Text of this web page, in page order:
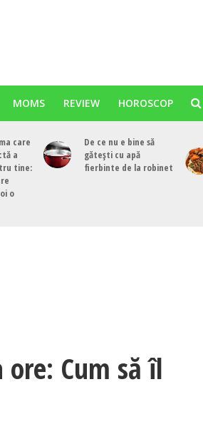
MOMS REVIEW HOROSCOP
care
a
tine:
o
De ce nu e bine să
gătești cu apă
fierbinte de la robinet
ore: Cum să îl